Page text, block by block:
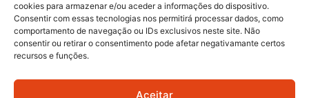
cookies para armazenar e/ou aceder a informações do dispositivo.
Consentir com essas tecnologias nos permitirá processar dados, como
comportamento de navegação ou IDs exclusivos neste site. Não
consentir ou retirar o consentimento pode afetar negativamante certos
recursos e funções.
Aceitar
Subscreva Newsletter: